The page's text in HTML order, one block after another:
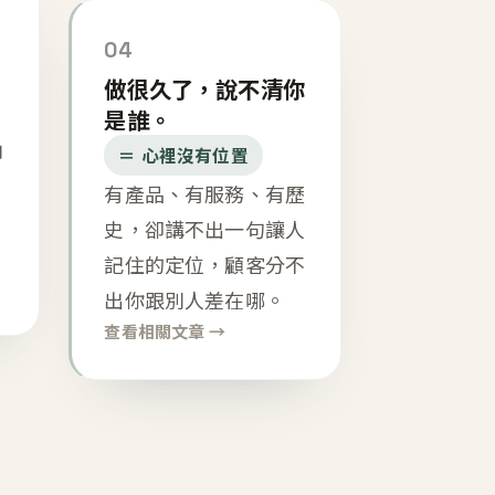
04
做很久了，說不清你
是誰。
＝ 心裡沒有位置
有產品、有服務、有歷
史，卻講不出一句讓人
記住的定位，顧客分不
出你跟別人差在哪。
查看相關文章 →